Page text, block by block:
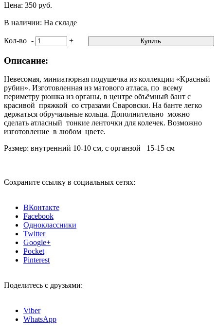
Цена: 350 руб.
В наличии: На складе
Кол-во - + Купить
Описание:
Невесомая, миниатюрная подушечка из коллекции «Красный
рубин». Изготовленная из матового атласа, по всему
периметру рюшка из органы, в центре объёмный бант с
красивой пряжкой со стразами Сваровски. На банте легко
держаться обручальные кольца. Дополнительно можно
сделать атласный тонкие ленточки для колечек. Возможно
изготовление в любом цвете.
Размер: внутренний 10-10 см, с органзой 15-15 см
Сохраните ссылку в социальных сетях:
ВКонтакте
Facebook
Одноклассники
Twitter
Google+
Pocket
Pinterest
Поделитесь с друзьями:
Viber
WhatsApp